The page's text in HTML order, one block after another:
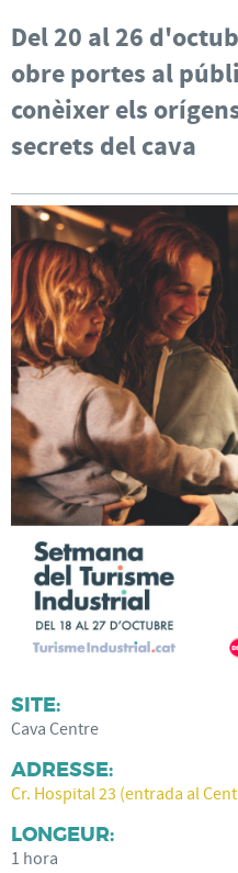
Del 20 al 26
obre portes al
conèixer els
secrets del cava
SITE:
Cava Centre
ADRESSE:
Cr. Hospital 23 (entrada al
LONGEUR:
1 hora